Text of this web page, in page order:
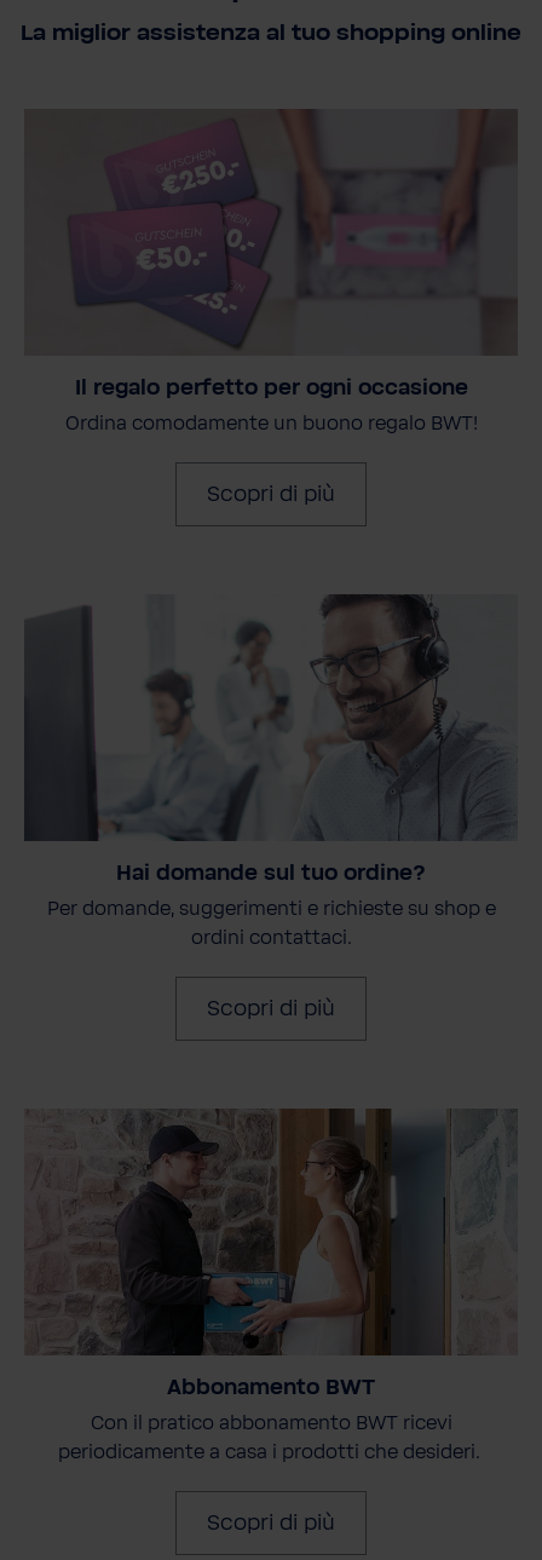
La miglior assistenza al tuo shopping online
Il regalo perfetto per ogni occasione
Ordina comodamente un buono regalo BWT!
Scopri di più
Hai domande sul tuo ordine?
Per domande, suggerimenti e richieste su shop e
ordini contattaci.
Scopri di più
Abbonamento BWT
Con il pratico abbonamento BWT ricevi
periodicamente a casa i prodotti che desideri.
Scopri di più